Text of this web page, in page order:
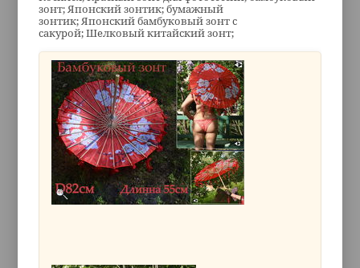
зонт; Японский зонтик; бумажный
зонтик; Японский бамбуковый зонт с
сакурой; Шелковый китайский зонт;